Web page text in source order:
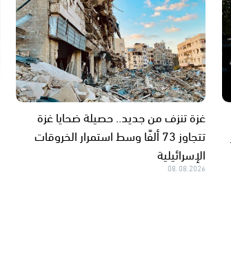
غزة تنزف من جديد.. حصيلة ضحايا غزة
تتجاوز 73 ألفًا وسط استمرار الخروقات
الإسرائيلية
08.08.2026